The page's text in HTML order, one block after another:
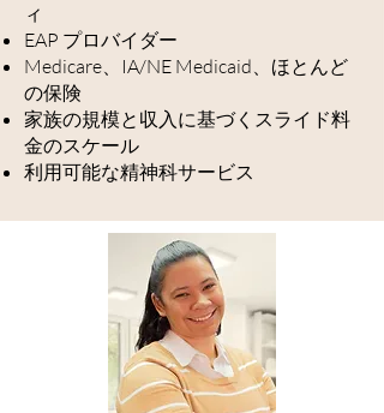
ィ
EAP プロバイダー
Medicare、IA/NE Medicaid、ほとんど
の保険
家族の規模と収入に基づくスライド料
金のスケール
利用可能な精神科サービス